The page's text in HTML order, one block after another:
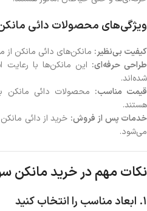
ویژگی‌های محصولات دائی
کیفیت بی‌نظیر: مانکن‌های دائی مانکن از
طراحی حرفه‌ای: این مانکن‌ها با رعایت
شده‌اند.
قیمت مناسب: محصولات دائی مانکن
هستند.
خدمات پس از فروش: خرید از دائی
می‌شود.
نکات مهم در خرید مانکن
1. ابعاد مناسب را انتخاب کنید